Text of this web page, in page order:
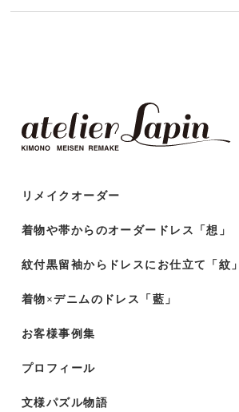
リメイクオーダー
着物や帯からのオーダードレス「想」
紋付黒留袖からドレスにお仕立て「紋」
着物×デニムのドレス「藍」
お客様事例集
プロフィール
文様パズル物語